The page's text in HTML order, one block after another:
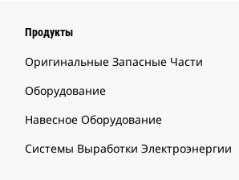
Продукты
Оригинальные Запасные Части
Оборудование
Навесное Оборудование
Системы Выработки Электроэнергии